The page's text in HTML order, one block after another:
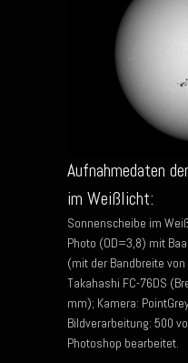
Aufnahmedaten
im Weißlicht:
Sonnenscheibe im
Photo (OD=3,8) mit
(mit der Bandbreite
Takahashi FC-76DS
mm); Kamera:
Bildverarbeitung: 500
Photoshop bearbeitet.